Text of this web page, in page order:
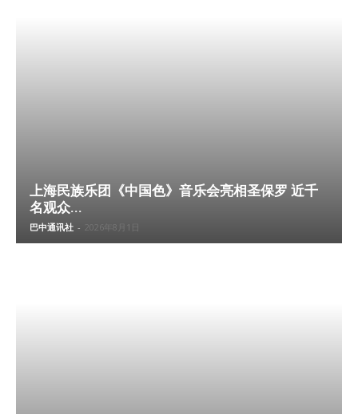
上海民族乐团《中国色》音乐会亮相圣保罗 近千
名观众...
巴中通讯社 - 2026年8月1日